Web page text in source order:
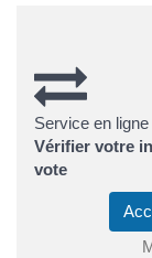
Service en ligne
Vérifier votre
vote